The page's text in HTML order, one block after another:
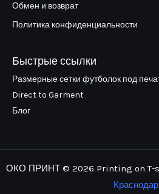
Обмен и возврат
Политика конфиденциальности
Быстрые ссылки
Размерные сетки футболок под
Direct to Garment
Блог
ОКО ПРИНТ © 2026 Printing on T-
Краснодар